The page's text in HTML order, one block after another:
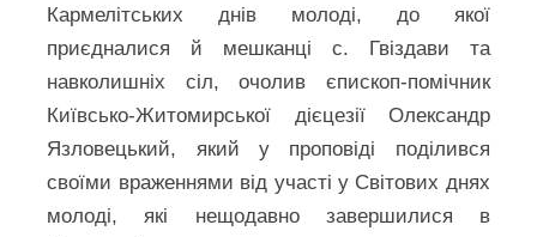
Кармелітських днів молоді, до якої
приєдналися й мешканці с. Гвіздави та
навколишніх сіл, очолив єпископ-помічник
Київсько-Житомирської дієцезії Олександр
Язловецький, який у проповіді поділився
своїми враженнями від участі у Світових днях
молоді, які нещодавно завершилися в